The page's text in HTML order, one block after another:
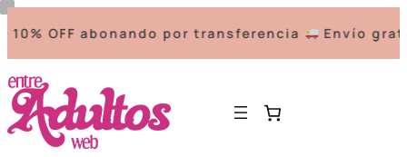
10% OFF abonando por transferencia Envío